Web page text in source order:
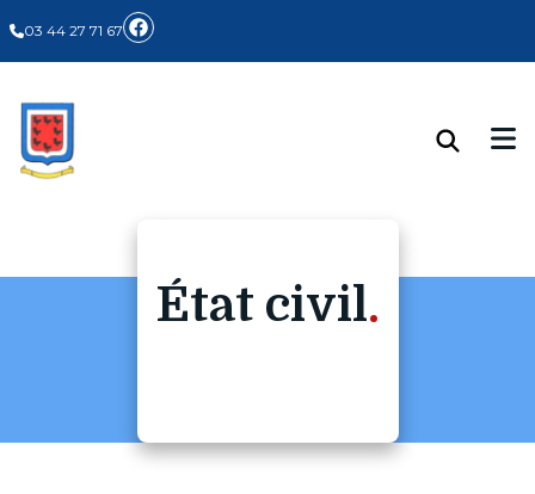
03 44 27 71 67
État civil
Panneau de gestion des cookies